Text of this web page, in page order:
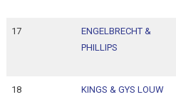
17
ENGELBRECHT &
PHILLIPS
18 KINGS & GYS LOUW